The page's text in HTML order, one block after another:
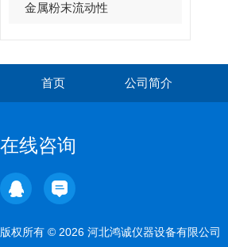
金属粉末流动性
首页 公司简介
在线咨询
版权所有 © 2026 河北鸿诚仪器设备有限公司